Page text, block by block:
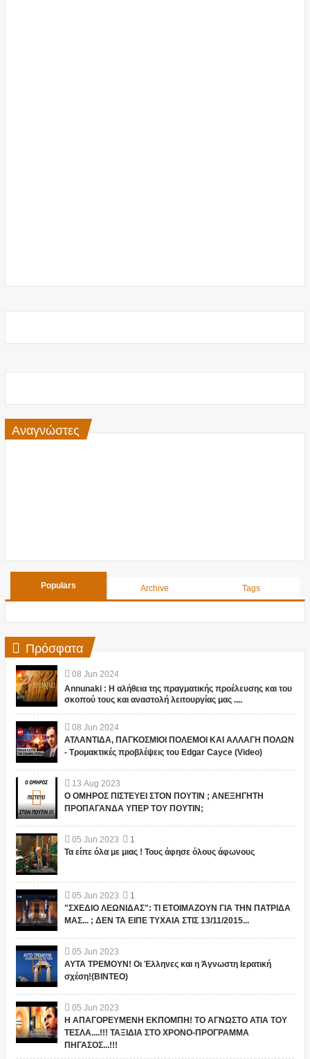
Αναγνώστες
Populars Archive Tags
Πρόσφατα
08 Jun 2024
Annunaki : Η αλήθεια της πραγματικής προέλευσης και του
σκοπού τους και αναστολή λειτουργίας μας ....
08 Jun 2024
ΑΤΛΑΝΤΙΔΑ, ΠΑΓΚΟΣΜΙΟΙ ΠΟΛΕΜΟΙ ΚΑΙ ΑΛΛΑΓΗ ΠΟΛΩΝ
- Τρομακτικές προβλέψεις του Edgar Cayce (Video)
13 Aug 2023
Ο ΟΜΗΡΟΣ ΠΙΣΤΕΥΕΙ ΣΤΟΝ ΠΟΥΤΙΝ ; ΑΝΕΞΗΓΗΤΗ
ΠΡΟΠΑΓΑΝΔΑ ΥΠΕΡ ΤΟΥ ΠΟΥΤΙΝ;
05 Jun 2023
1
Τα είπε όλα με μιας ! Τους άφησε όλους άφωνους
05 Jun 2023
1
"ΣΧΕΔΙΟ ΛΕΩΝΙΔΑΣ": ΤΙ ΕΤΟΙΜΑΖΟΥΝ ΓΙΑ ΤΗΝ ΠΑΤΡΙΔΑ
ΜΑΣ... ; ΔΕΝ ΤΑ ΕΙΠΕ ΤΥΧΑΙΑ ΣΤΙΣ 13/11/2015...
05 Jun 2023
ΑΥΤΑ ΤΡΕΜΟΥΝ! Οι Έλληνες και η Άγνωστη Ιερατική
σχέση!(ΒΙΝΤΕΟ)
05 Jun 2023
Η ΑΠΑΓΟΡΕΥΜΕΝΗ ΕΚΠΟΜΠΗ! ΤΟ ΑΓΝΩΣΤΟ ΑΤΙΑ ΤΟΥ
ΤΕΣΛΑ....!!! ΤΑΞΙΔΙΑ ΣΤΟ ΧΡΟΝΟ-ΠΡΟΓΡΑΜΜΑ
ΠΗΓΑΣΟΣ...!!!